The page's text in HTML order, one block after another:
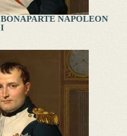
BONAPARTE NAPOLEON
I